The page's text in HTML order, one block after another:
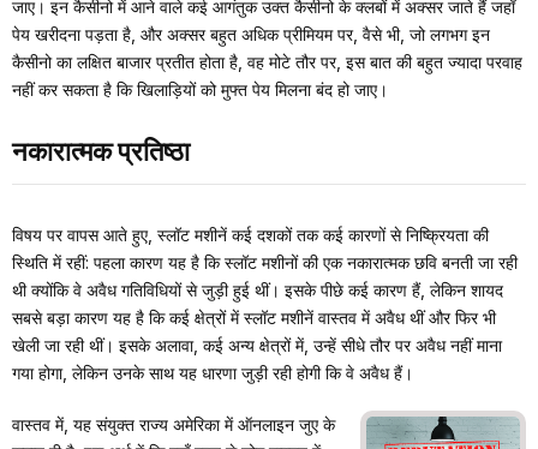
जाए। इन कैसीनो में आने वाले कई आगंतुक उक्त कैसीनो के क्लबों में अक्सर जाते हैं जहाँ
पेय खरीदना पड़ता है, और अक्सर बहुत अधिक प्रीमियम पर, वैसे भी, जो लगभग इन
कैसीनो का लक्षित बाजार प्रतीत होता है, वह मोटे तौर पर, इस बात की बहुत ज्यादा परवाह
नहीं कर सकता है कि खिलाड़ियों को मुफ्त पेय मिलना बंद हो जाए।
नकारात्मक प्रतिष्ठा
विषय पर वापस आते हुए, स्लॉट मशीनें कई दशकों तक कई कारणों से निष्क्रियता की
स्थिति में रहीं: पहला कारण यह है कि स्लॉट मशीनों की एक नकारात्मक छवि बनती जा रही
थी क्योंकि वे अवैध गतिविधियों से जुड़ी हुई थीं। इसके पीछे कई कारण हैं, लेकिन शायद
सबसे बड़ा कारण यह है कि कई क्षेत्रों में स्लॉट मशीनें वास्तव में अवैध थीं और फिर भी
खेली जा रही थीं। इसके अलावा, कई अन्य क्षेत्रों में, उन्हें सीधे तौर पर अवैध नहीं माना
गया होगा, लेकिन उनके साथ यह धारणा जुड़ी रही होगी कि वे अवैध हैं।
वास्तव में, यह संयुक्त राज्य अमेरिका में ऑनलाइन जुए के